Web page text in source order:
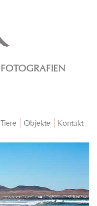
FOTOGRAFIEN
Tiere Objekte Kontakt